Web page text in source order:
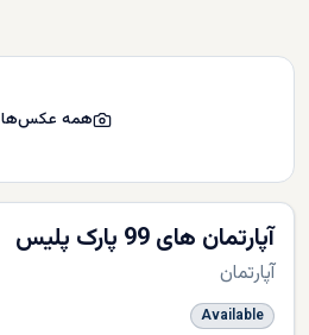
آپارتمان های 99 پارک پلیس
آپارتمان
Available
همه عکس‌ها